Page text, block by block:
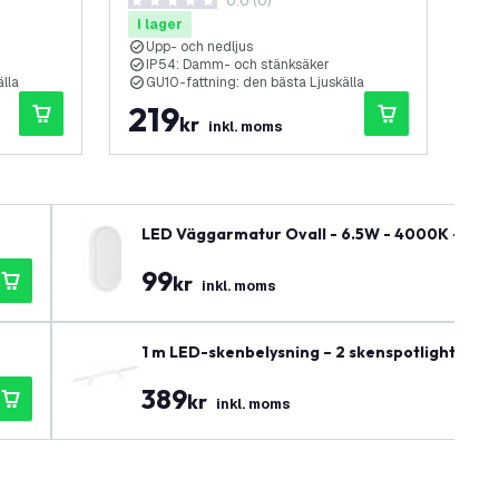
0 stjärnbetyg
I lager
Upp- och nedljus
IP54: Damm- och stänksäker
GU10-fattning: den bästa Ljuskälla
219kr inkl. moms
LED Väggarmatur Ovall - 6.5W - 4000K -
99kr inkl. moms
1 m LED-skenbelysning – 2 skenspotlights –
389kr inkl. moms